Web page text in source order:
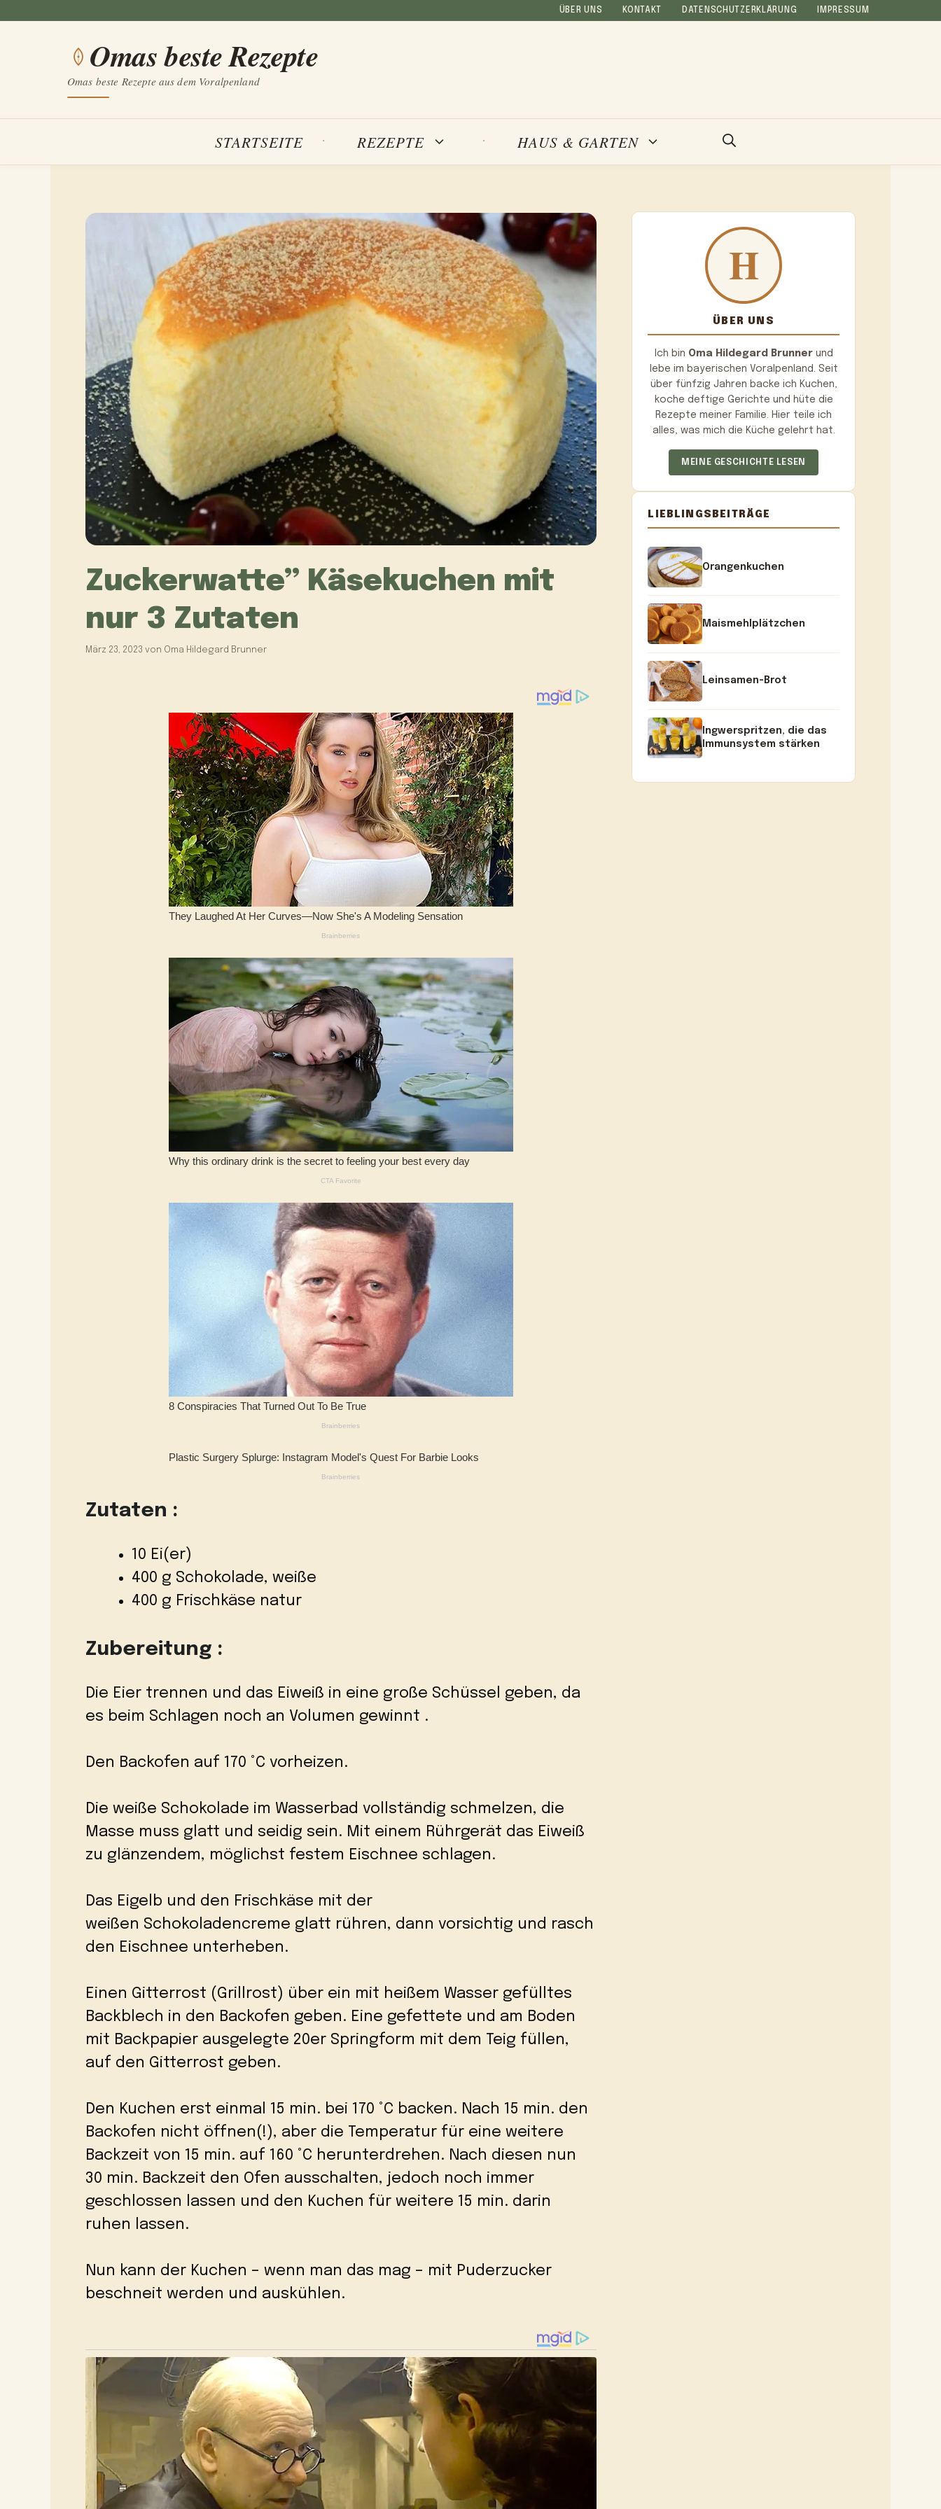
ÜBER UNS KONTAKT DATENSCHUTZERKLÄRUNG IMPRESSUM
Omas beste Rezepte
Omas beste Rezepte aus dem Voralpenland
STARTSEITE REZEPTE HAUS & GARTEN
Zuckerwatte” Käsekuchen mit
nur 3 Zutaten
März 23, 2023 von Oma Hildegard Brunner
Zutaten :
10 Ei(er)
400 g Schokolade, weiße
400 g Frischkäse natur
Zubereitung :
Die Eier trennen und das Eiweiß in eine große Schüssel geben, da
es beim Schlagen noch an Volumen gewinnt .
Den Backofen auf 170 °C vorheizen.
Die weiße Schokolade im Wasserbad vollständig schmelzen, die
Masse muss glatt und seidig sein. Mit einem Rührgerät das Eiweiß
zu glänzendem, möglichst festem Eischnee schlagen.
Das Eigelb und den Frischkäse mit der
weißen Schokoladencreme glatt rühren, dann vorsichtig und rasch
den Eischnee unterheben.
Einen Gitterrost (Grillrost) über ein mit heißem Wasser gefülltes
Backblech in den Backofen geben. Eine gefettete und am Boden
mit Backpapier ausgelegte 20er Springform mit dem Teig füllen,
auf den Gitterrost geben.
Den Kuchen erst einmal 15 min. bei 170 °C backen. Nach 15 min. den
Backofen nicht öffnen(!), aber die Temperatur für eine weitere
Backzeit von 15 min. auf 160 °C herunterdrehen. Nach diesen nun
30 min. Backzeit den Ofen ausschalten, jedoch noch immer
geschlossen lassen und den Kuchen für weitere 15 min. darin
ruhen lassen.
Nun kann der Kuchen – wenn man das mag – mit Puderzucker
beschneit werden und auskühlen.
ÜBER UNS
Ich bin Oma Hildegard Brunnerund
lebe im bayerischen Voralpenland. Seit
über fünfzig Jahren backe ich Kuchen,
koche deftige Gerichte und hüte die
Rezepte meiner Familie. Hier teile ich
alles, was mich die Küche gelehrt hat.
MEINE GESCHICHTE LESEN
LIEBLINGSBEITRÄGE
Orangenkuchen
Maismehlplätzchen
Leinsamen-Brot
Ingwerspritzen, die das
Immunsystem stärken